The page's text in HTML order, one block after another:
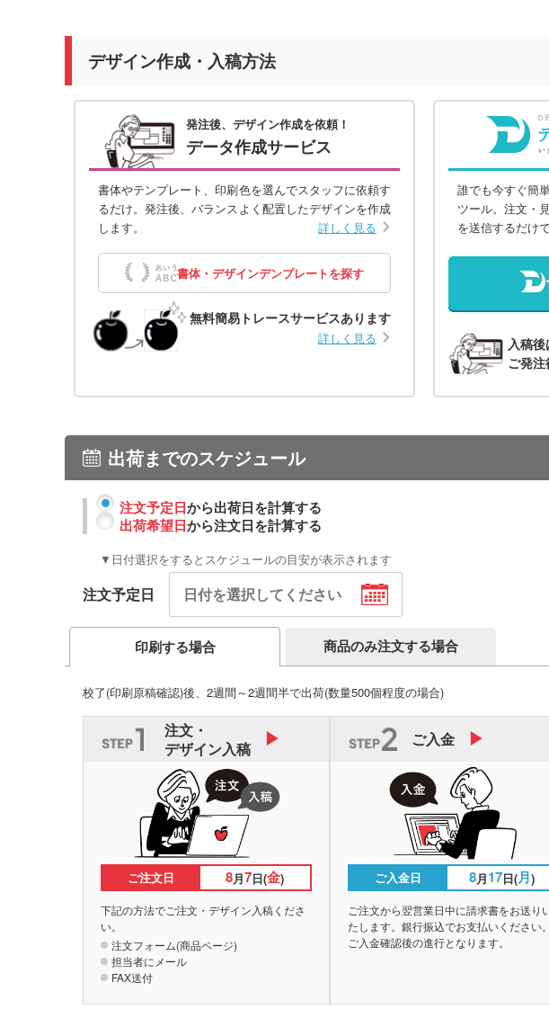
デザイン作成・入稿方法
発注後、デザイン作成を依頼！
データ作成サービス
書体やテンプレート、印刷色を選んでスタッフに依頼す
るだけ。発注後、バランスよく配置したデザインを作成
します。
詳しく見る
書体・デザインデンプレートを探す
無料簡易トレースサービスあります
詳しく見る
誰でも今すぐ簡
ツール。注文・
を送信するだけ
入稿
ご発
出荷までのスケジュール
注文予定日から出荷日を計算する
出荷希望日から注文日を計算する
▼日付選択をするとスケジュールの目安が表示されます
注文予定日
印刷する場合 商品のみ注文する場合
校了(印刷原稿確認)後、2週間～2週間半で出荷(数量500個程度の場合)
注文・
デザイン入稿
ご注文日 8月7日(金)
下記の方法でご注文・デザイン入稿くださ
い。
注文フォーム(商品ページ)
担当者にメール
FAX送付
ご入金
ご入金日 8月17日(月)
ご注文から翌営業日中に請求書をお送り
たします。銀行振込でお支払いください。
ご入金確認後の進行となります。